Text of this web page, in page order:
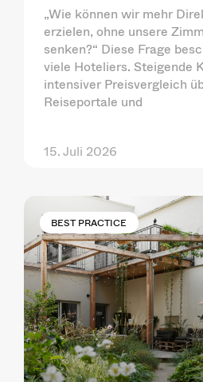
„Wie können wir mehr
erzielen, ohne unsere
senken?“ Diese Frage
viele Hoteliers. Steigende
intensiver Preisvergleich
Reiseportale und
15. Juli 2026
BEST PRACTICE